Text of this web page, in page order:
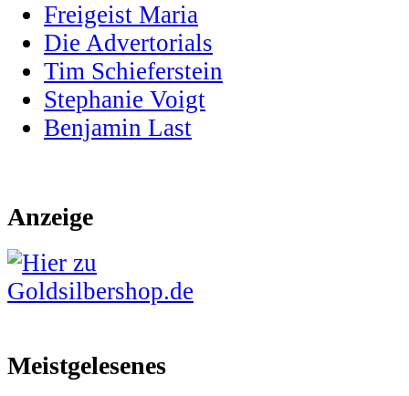
Freigeist Maria
Die Advertorials
Tim Schieferstein
Stephanie Voigt
Benjamin Last
Anzeige
Meistgelesenes